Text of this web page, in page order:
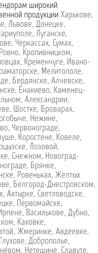
широкий
продукции Харькове,
, Львове, Донецке,
, Луганске,
, Черкассах, Сумах,
Ровно, Кропивницком,
, Кременчуге, Ивано-
, Мелитополе,
, Бердянске, Алчевске,
, Енакиево, Каменец-
, Александрии,
, Шостке, Броварах,
, Нежине,
, Червонограде,
, Коростене, Ковеле,
, Лозовой,
, Снежном, Новоград-
, Брянке,
, Ровеньках, Желтых
, Белгород-Днестровском,
, Ахтырке, Светловодске,
, Первомайске,
, Василькове, Дубно,
, Каховке,
, Жмеринке, Авдеевке,
Глухове, Доброполье,
, Нетешине, Славуте,